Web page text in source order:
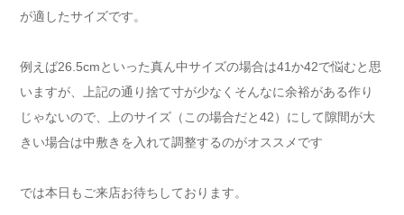
が適したサイズです。
例えば26.5cmといった真ん中サイズの場合は41か42で悩むと思
いますが、上記の通り捨て寸が少なくそんなに余裕がある作り
じゃないので、上のサイズ（この場合だと42）にして隙間が大
きい場合は中敷きを入れて調整するのがオススメです
では本日もご来店お待ちしております。